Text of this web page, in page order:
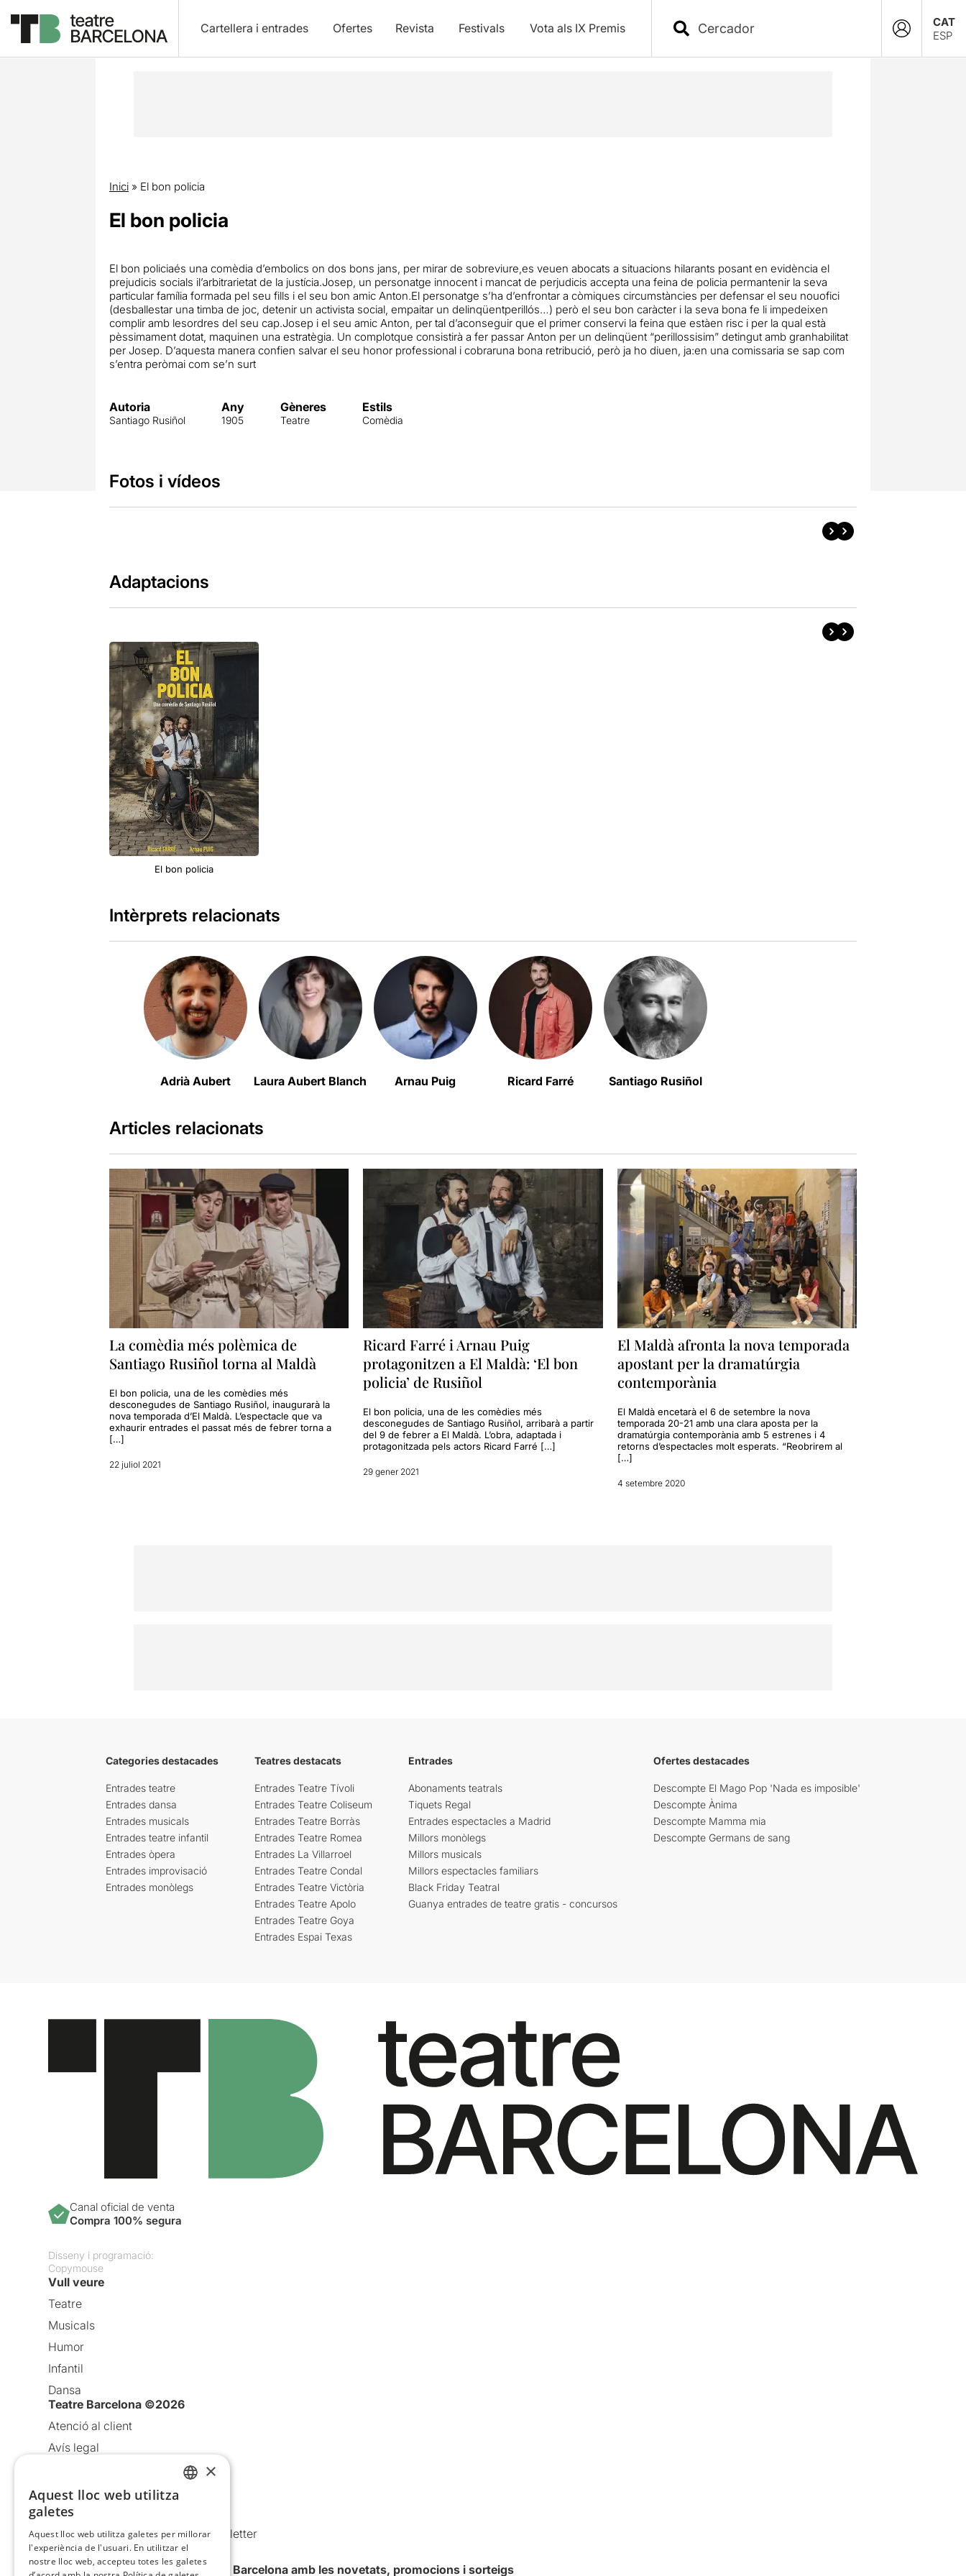
Cartellera i entrades Ofertes Revista Festivals Vota als IX Premis
CAT
ESP
Inici» El bon policia
El bon policia
El bon policiaés una comèdia d’embolics on dos bons jans, per mirar de sobreviure,es veuen abocats a situacions hilarants posant en evidència el
prejudicis socials il’arbitrarietat de la justícia.Josep, un personatge innocent i mancat de perjudicis accepta una feina de policia permantenir la seva
particular família formada pel seu fills i el seu bon amic Anton.El personatge s’ha d’enfrontar a còmiques circumstàncies per defensar el seu nouofici
(desballestar una timba de joc, detenir un activista social, empaitar un delinqüentperillós…) però el seu bon caràcter i la seva bona fe li impedeixen
complir amb lesordres del seu cap.Josep i el seu amic Anton, per tal d’aconseguir que el primer conservi la feina que estàen risc i per la qual està
pèssimament dotat, maquinen una estratègia. Un complotque consistirà a fer passar Anton per un delinqüent “perillossisim” detingut amb granhabilitat
per Josep. D’aquesta manera confien salvar el seu honor professional i cobraruna bona retribució, però ja ho diuen, ja:en una comissaria se sap com
s’entra peròmai com se’n surt
Autoria
Santiago Rusiñol
Any
1905
Gèneres
Teatre
Estils
Comèdia
Fotos i vídeos
Adaptacions
El bon policia
Intèrprets relacionats
Adrià Aubert Laura Aubert Blanch Arnau Puig Ricard Farré Santiago Rusiñol
Articles relacionats
La comèdia més polèmica de
Santiago Rusiñol torna al Maldà
El bon policia, una de les comèdies més
desconegudes de Santiago Rusiñol, inaugurarà la
nova temporada d’El Maldà. L’espectacle que va
exhaurir entrades el passat més de febrer torna a
[…]
22 juliol 2021
Ricard Farré i Arnau Puig
protagonitzen a El Maldà: ‘El bon
policia’ de Rusiñol
El bon policia, una de les comèdies més
desconegudes de Santiago Rusiñol, arribarà a partir
del 9 de febrer a El Maldà. L’obra, adaptada i
protagonitzada pels actors Ricard Farré […]
29 gener 2021
El Maldà afronta la nova temporada
apostant per la dramatúrgia
contemporània
El Maldà encetarà el 6 de setembre la nova
temporada 20-21 amb una clara aposta per la
dramatúrgia contemporània amb 5 estrenes i 4
retorns d’espectacles molt esperats. “Reobrirem al
[…]
4 setembre 2020
Categories destacades
Entrades teatre
Entrades dansa
Entrades musicals
Entrades teatre infantil
Entrades òpera
Entrades improvisació
Entrades monòlegs
Teatres destacats
Entrades Teatre Tívoli
Entrades Teatre Coliseum
Entrades Teatre Borràs
Entrades Teatre Romea
Entrades La Villarroel
Entrades Teatre Condal
Entrades Teatre Victòria
Entrades Teatre Apolo
Entrades Teatre Goya
Entrades Espai Texas
Entrades
Abonaments teatrals
Tiquets Regal
Entrades espectacles a Madrid
Millors monòlegs
Millors musicals
Millors espectacles familiars
Black Friday Teatral
Guanya entrades de teatre gratis - concursos
Ofertes destacades
Descompte El Mago Pop 'Nada es imposible'
Descompte Ànima
Descompte Mamma mia
Descompte Germans de sang
Canal oficial de venta
Compra 100% segura
Disseny i programació:
Copymouse
Vull veure
Teatre
Musicals
Humor
Infantil
Dansa
Teatre Barcelona ©2026
Atenció al client
Avís legal
Política de cookies
Condicions d’ús
Comunicacions comercials i Newsletter
Anuncia’t
Vull rebre la newsletter de Teatre Barcelona amb les novetats, promocions i sorteigs
×
Aquest lloc web utilitza
galetes
Aquest lloc web utilitza galetes per millorar
l'experiència de l'usuari. En utilitzar el
nostre lloc web, accepteu totes les galetes